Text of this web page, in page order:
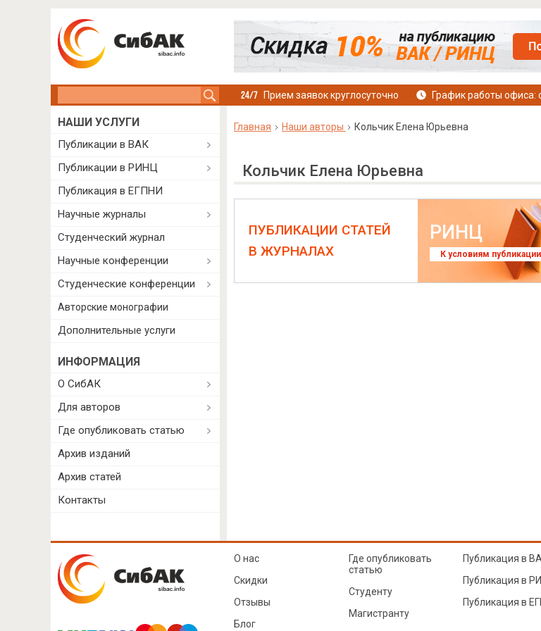
Прием заявок круглосуточно График работы офиса:
Главная Наши авторы Кольчик Елена Юрьевна
Кольчик Елена Юрьевна
ПУБЛИКАЦИИ СТАТЕЙ
В ЖУРНАЛАХ
РИНЦ
К условиям публикации
НАШИ УСЛУГИ
Публикации в ВАК
Публикации в РИНЦ
Публикация в ЕГПНИ
Научные журналы
Студенческий журнал
Научные конференции
Студенческие конференции
Авторские монографии
Дополнительные услуги
ИНФОРМАЦИЯ
О СибАК
Для авторов
Где опубликовать статью
Архив изданий
Архив статей
Контакты
О нас
Скидки
Отзывы
Блог
Где опубликовать
статью
Студенту
Магистранту
Публикация в
Публикация в
Публикация в